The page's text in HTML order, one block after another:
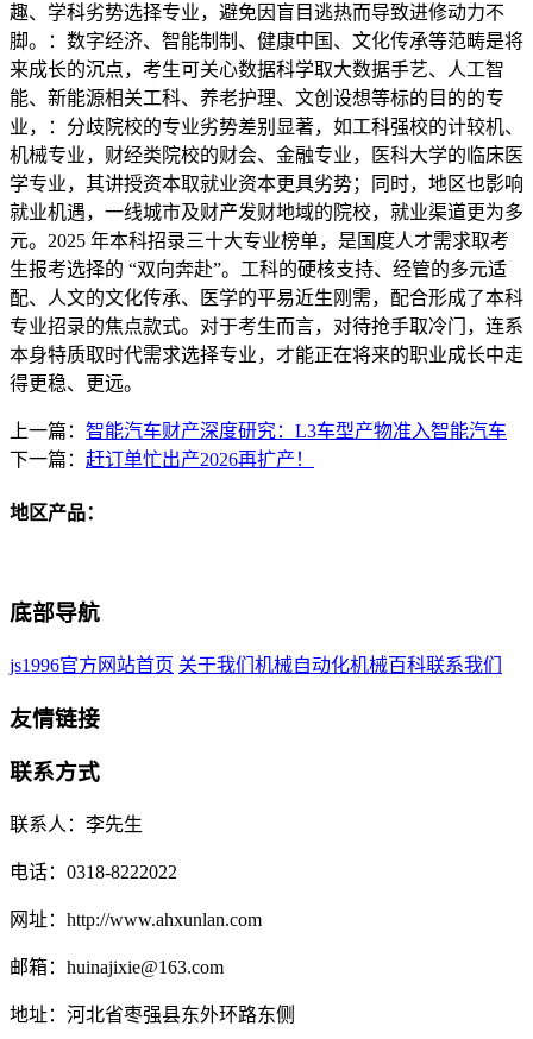
趣、学科劣势选择专业，避免因盲目逃热而导致进修动力不
脚。：数字经济、智能制制、健康中国、文化传承等范畴是将
来成长的沉点，考生可关心数据科学取大数据手艺、人工智
能、新能源相关工科、养老护理、文创设想等标的目的的专
业，：分歧院校的专业劣势差别显著，如工科强校的计较机、
机械专业，财经类院校的财会、金融专业，医科大学的临床医
学专业，其讲授资本取就业资本更具劣势；同时，地区也影响
就业机遇，一线城市及财产发财地域的院校，就业渠道更为多
元。2025 年本科招录三十大专业榜单，是国度人才需求取考
生报考选择的 “双向奔赴”。工科的硬核支持、经管的多元适
配、人文的文化传承、医学的平易近生刚需，配合形成了本科
专业招录的焦点款式。对于考生而言，对待抢手取冷门，连系
本身特质取时代需求选择专业，才能正在将来的职业成长中走
得更稳、更远。
上一篇： 智能汽车财产深度研究：L3车型产物准入智能汽车
下一篇： 赶订单忙出产2026再扩产！
地区产品：
底部导航
js1996官方网站首页 关于我们 机械自动化机械百科联系我们
友情链接
联系方式
联系人：李先生
电话：0318-8222022
网址：http://www.ahxunlan.com
邮箱：huinajixie@163.com
地址：河北省枣强县东外环路东侧